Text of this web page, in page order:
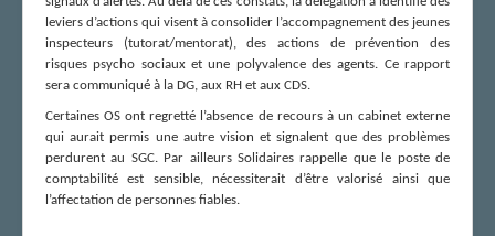
leviers d’actions qui visent à consolider l’accompagnement des jeunes
inspecteurs (tutorat/mentorat), des actions de prévention des
risques psycho sociaux et une polyvalence des agents. Ce rapport
sera communiqué à la DG, aux RH et aux CDS.
Certaines OS ont regretté l’absence de recours à un cabinet externe
qui aurait permis une autre vision et signalent que des problèmes
perdurent au SGC. Par ailleurs Solidaires rappelle que le poste de
comptabilité est sensible, nécessiterait d’être valorisé ainsi que
l’affectation de personnes fiables.